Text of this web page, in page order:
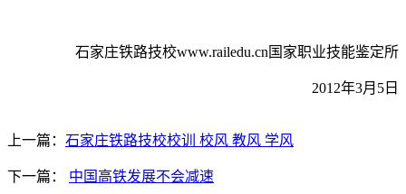
石家庄铁路技校www.railedu.cn国家职业技能鉴定所
2012年3月5日
上一篇： 石家庄铁路技校校训 校风 教风 学风
下一篇： 中国高铁发展不会减速